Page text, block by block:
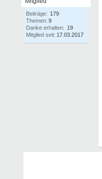
Beiträge: 179
Themen: 9
Danke erhalten: 19
Mitglied seit: 17.03.2017